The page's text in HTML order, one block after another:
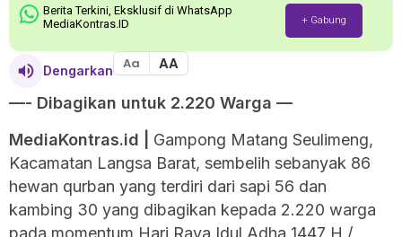
Berita Terkini, Eksklusif di WhatsApp
MediaKontras.ID
+ Gabung
Dengarkan Aa AA
—- Dibagikan untuk 2.220 Warga —
MediaKontras.id |
Gampong Matang Seulimeng,
Kacamatan Langsa Barat, sembelih sebanyak 86
hewan qurban yang terdiri dari sapi 56 dan
kambing 30 yang dibagikan kepada 2.220 warga
pada momentum Hari Raya Idul Adha 1447 H /